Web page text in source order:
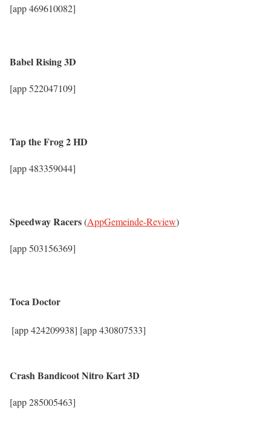
[app 469610082]
Babel Rising 3D
[app 522047109]
Tap the Frog 2 HD
[app 483359044]
Speedway Racers(AppGemeinde-Review)
[app 503156369]
Toca Doctor
[app 424209938] [app 430807533]
Crash Bandicoot Nitro Kart 3D
[app 285005463]